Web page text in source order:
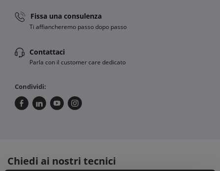
Fissa una consulenza
Ti affiancheremo passo dopo passo
Contattaci
Parla con il customer care dedicato
Condividi:
Chiedi ai nostri tecnici